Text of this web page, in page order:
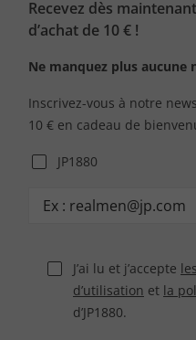
Recevez dès
d’achat de 10 € !
Ne manquez plus aucune
Inscrivez-vous à notre
10 € en cadeau de
JP1880
J’ai lu et j’accepte
d’utilisation et la
d’JP1880.